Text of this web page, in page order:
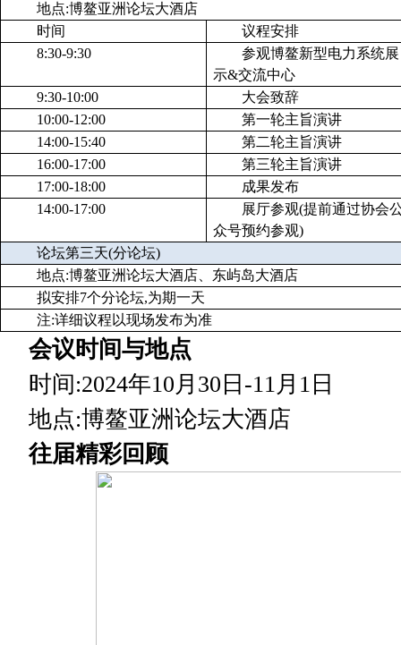
地点:博鳌亚洲论坛大酒店
时间
议程安排
8:30-9:30
参观博鳌新型电力系统展
示&交流中心
9:30-10:00
大会致辞
10:00-12:00
第一轮主旨演讲
14:00-15:40
第二轮主旨演讲
16:00-17:00
第三轮主旨演讲
17:00-18:00
成果发布
14:00-17:00
展厅参观(提前通过协会
众号预约参观)
论坛第三天(分论坛)
地点:博鳌亚洲论坛大酒店、东屿岛大酒店
拟安排7个分论坛,为期一天
注:详细议程以现场发布为准
会议时间与地点
时间:2024年10月30日-11月1日
地点:博鳌亚洲论坛大酒店
往届精彩回顾